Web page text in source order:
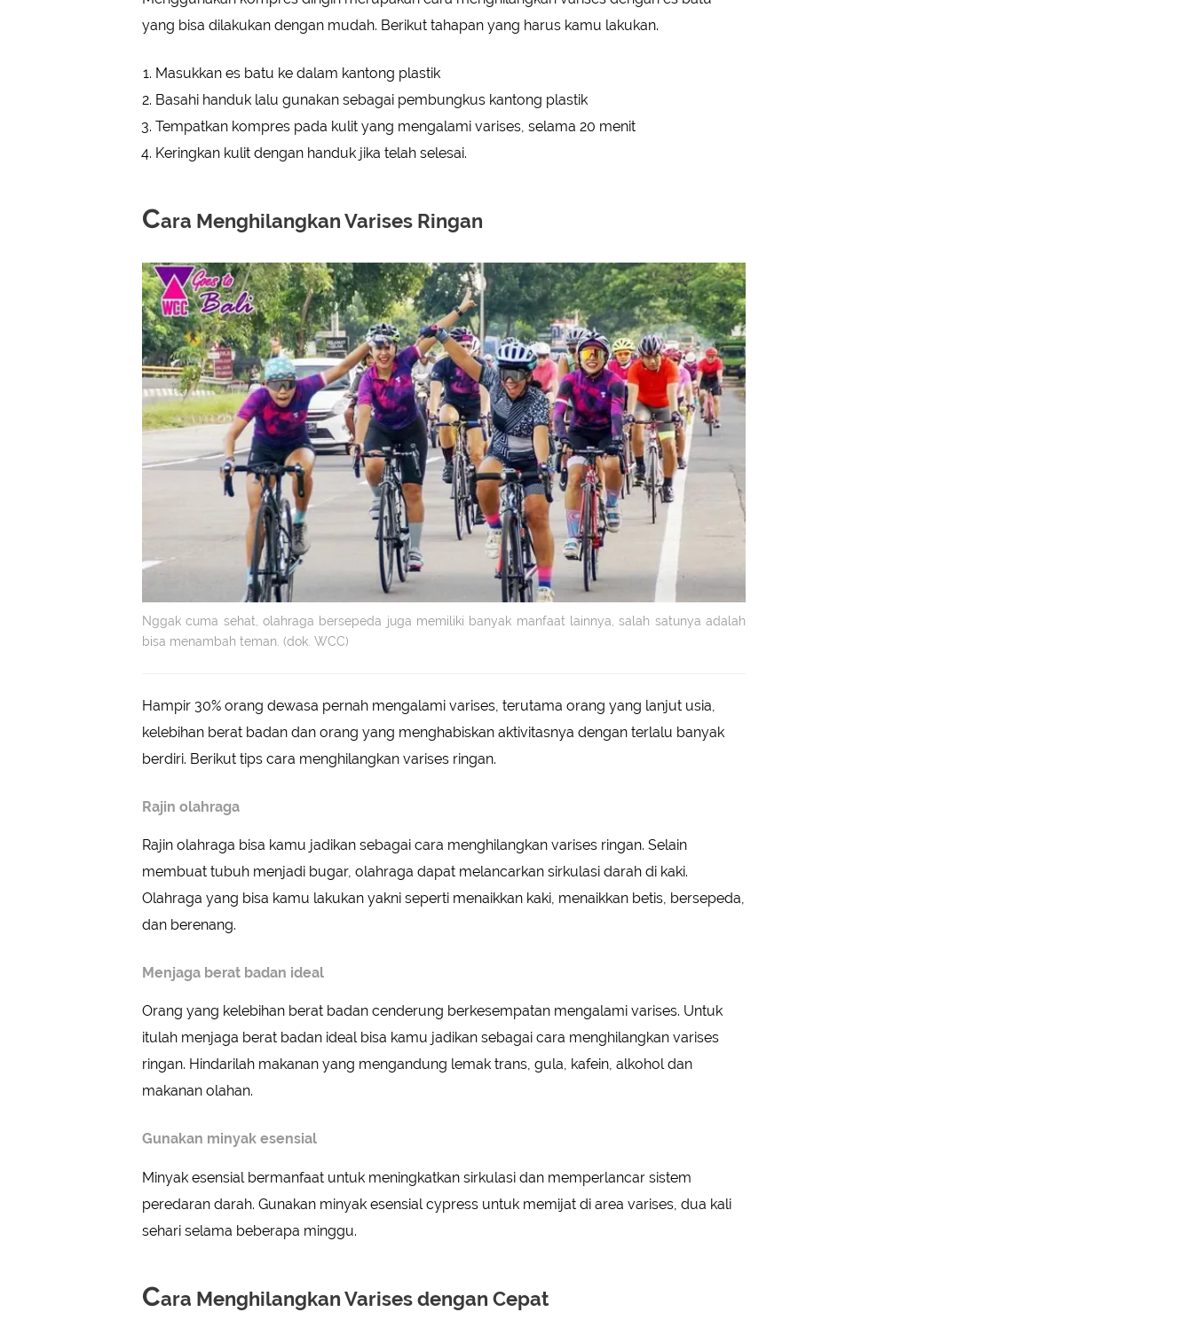
yang bisa dilakukan dengan mudah. Berikut tahapan yang harus kamu lakukan.
Masukkan es batu ke dalam kantong plastik
Basahi handuk lalu gunakan sebagai pembungkus kantong plastik
Tempatkan kompres pada kulit yang mengalami varises, selama 20 menit
Keringkan kulit dengan handuk jika telah selesai.
Cara Menghilangkan Varises Ringan
Nggak cuma sehat, olahraga bersepeda juga memiliki banyak manfaat lainnya, salah satunya adalah
bisa menambah teman. (dok. WCC)
Hampir 30% orang dewasa pernah mengalami varises, terutama orang yang lanjut usia,
kelebihan berat badan dan orang yang menghabiskan aktivitasnya dengan terlalu banyak
berdiri. Berikut tips cara menghilangkan varises ringan.
Rajin olahraga
Rajin olahraga bisa kamu jadikan sebagai cara menghilangkan varises ringan. Selain
membuat tubuh menjadi bugar, olahraga dapat melancarkan sirkulasi darah di kaki.
Olahraga yang bisa kamu lakukan yakni seperti menaikkan kaki, menaikkan betis, bersepeda,
dan berenang.
Menjaga berat badan ideal
Orang yang kelebihan berat badan cenderung berkesempatan mengalami varises. Untuk
itulah menjaga berat badan ideal bisa kamu jadikan sebagai cara menghilangkan varises
ringan. Hindarilah makanan yang mengandung lemak trans, gula, kafein, alkohol dan
makanan olahan.
Gunakan minyak esensial
Minyak esensial bermanfaat untuk meningkatkan sirkulasi dan memperlancar sistem
peredaran darah. Gunakan minyak esensial cypress untuk memijat di area varises, dua kali
sehari selama beberapa minggu.
Cara Menghilangkan Varises dengan Cepat